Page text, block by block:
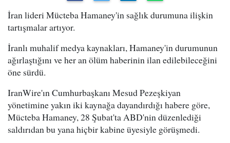
İran lideri Mücteba Hamaney'in sağlık durumuna ilişkin
tartışmalar artıyor.
İranlı muhalif medya kaynakları, Hamaney'in durumunun
ağırlaştığını ve her an ölüm haberinin ilan edilebileceğini
öne sürdü.
IranWire'ın Cumhurbaşkanı Mesud Pezeşkiyan
yönetimine yakın iki kaynağa dayandırdığı habere göre,
Mücteba Hamaney, 28 Şubat'ta ABD'nin düzenlediği
saldırıdan bu yana hiçbir kabine üyesiyle görüşmedi.